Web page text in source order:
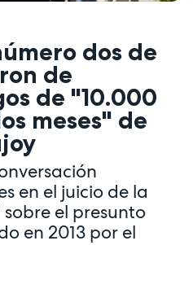
dos de
de
de "10.000
meses" de
en el juicio de la
el presunto
en 2013 por el